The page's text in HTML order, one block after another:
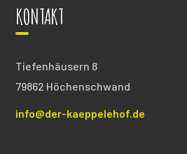
KONTAKT
Tiefenhäusern 8
79862 Höchenschwand
info@der-kaeppelehof.de